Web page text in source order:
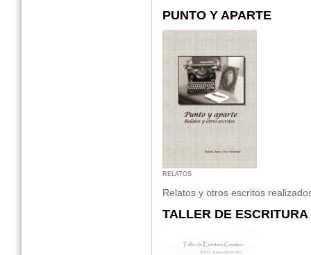
PUNTO Y APARTE
RELATOS
Relatos y otros escritos
TALLER DE ESCRITURA